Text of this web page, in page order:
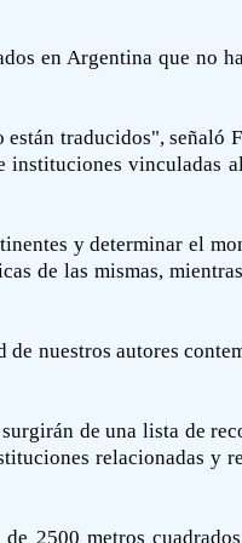
en Argentina que no
traducidos", señaló
instituciones vinculadas
y determinar el
de las mismas,
nuestros autores
de una lista de
relacionadas y
2500 metros